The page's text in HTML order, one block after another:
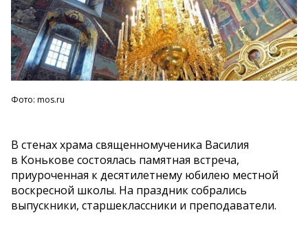
Фото: mos.ru
В стенах храма священномученика Василия
в Конькове состоялась памятная встреча,
приуроченная к десятилетнему юбилею местной
воскресной школы. На праздник собрались
выпускники, старшеклассники и преподаватели.